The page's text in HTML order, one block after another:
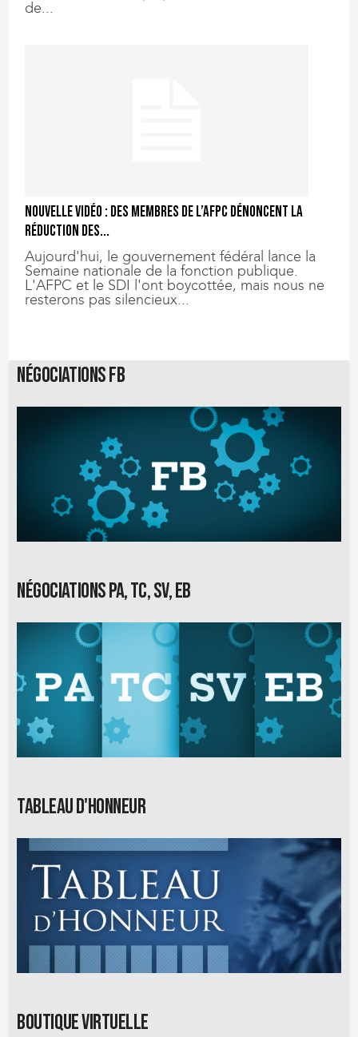
de...
Nouvelle vidéo : des membres de l’AFPC dénoncent la
réduction des...
Aujourd'hui, le gouvernement fédéral lance la
Semaine nationale de la fonction publique.
L'AFPC et le SDI l'ont boycottée, mais nous ne
resterons pas silencieux...
Négociations FB
Négociations PA, TC, SV, EB
Tableau d'honneur
Boutique virtuelle